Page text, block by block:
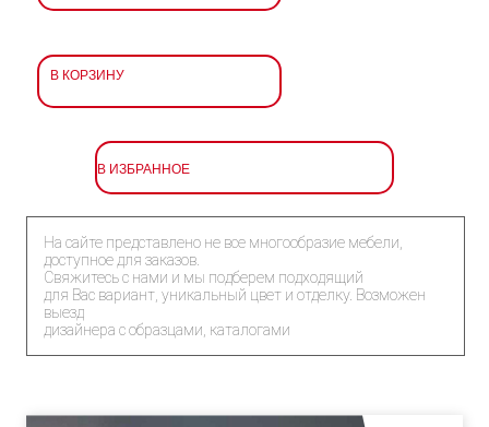
В КОРЗИНУ
В ИЗБРАННОЕ
На сайте представлено не все многообразие мебели,
доступное для заказов.
Свяжитесь с нами и мы подберем подходящий
для Вас вариант, уникальный цвет и отделку. Возможен
выезд
дизайнера с образцами, каталогами